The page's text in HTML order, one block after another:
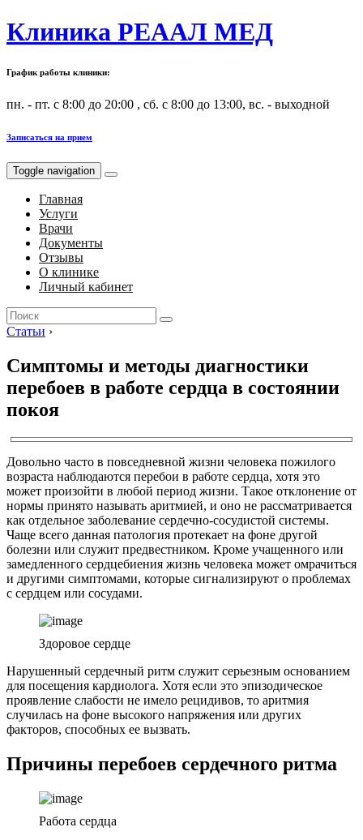
Клиника РЕААЛ МЕД
График работы клиники:
пн. - пт. с 8:00 до 20:00 , сб. с 8:00 до 13:00, вс. - выходной
Записаться на прием
Toggle navigation
Главная
Услуги
Врачи
Документы
Отзывы
О клинике
Личный кабинет
Search
for:
Статьи ›
Симптомы и методы диагностики
перебоев в работе сердца в состоянии
покоя
Довольно часто в повседневной жизни человека пожилого
возраста наблюдаются перебои в работе сердца, хотя это
может произойти в любой период жизни. Такое отклонение от
нормы принято называть аритмией, и оно не рассматривается
как отдельное заболевание сердечно-сосудистой системы.
Чаще всего данная патология протекает на фоне другой
болезни или служит предвестником. Кроме учащенного или
замедленного сердцебиения жизнь человека может омрачиться
и другими симптомами, которые сигнализируют о проблемах
с сердцем или сосудами.
Здоровое сердце
Нарушенный сердечный ритм служит серьезным основанием
для посещения кардиолога. Хотя если это эпизодическое
проявление слабости не имело рецидивов, то аритмия
случилась на фоне высокого напряжения или других
факторов, способных ее вызвать.
Причины перебоев сердечного ритма
Работа сердца